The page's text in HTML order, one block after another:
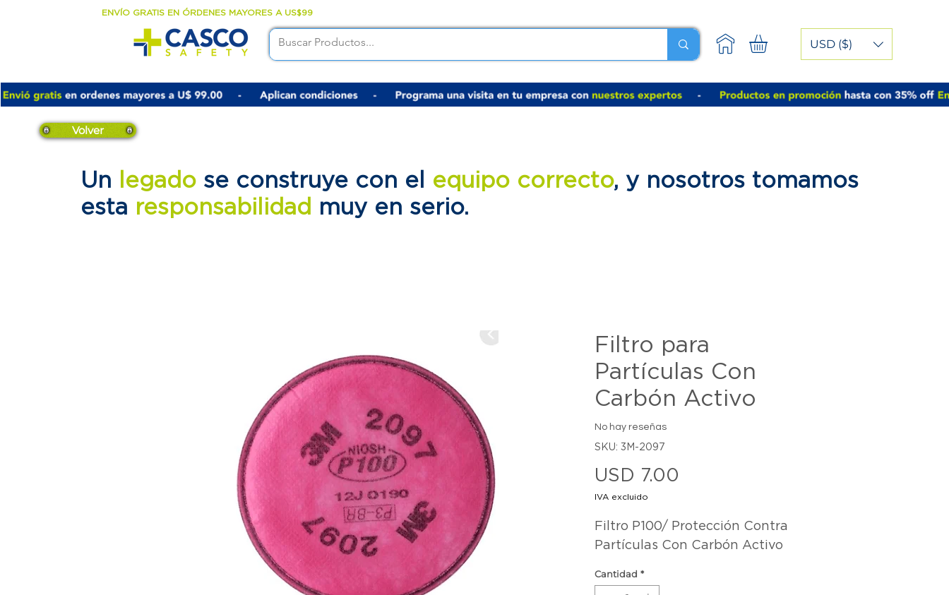
ENVÍO GRATIS EN ÓRDENES MAYORES A US$99
USD ($)
Volver
Filtro para
Partículas Con
Carbón Activo
No hay reseñas
SKU: 3M-2097
USD 7.00
IVA excluido
Filtro P100/ Protección Contra
Partículas Con Carbón Activo
Cantidad *
Un legado se construye con el equipo correcto, y nosotros tomamos
esta responsabilidad muy en serio.